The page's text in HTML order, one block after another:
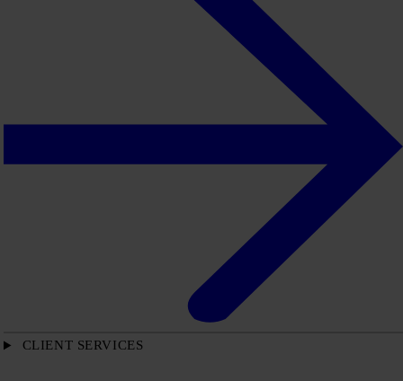
CLIENT SERVICES